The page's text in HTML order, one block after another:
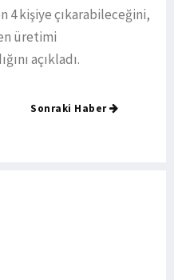
4 kişiye çıkarabileceğini,
üretimi
açıkladı.
Sonraki Haber